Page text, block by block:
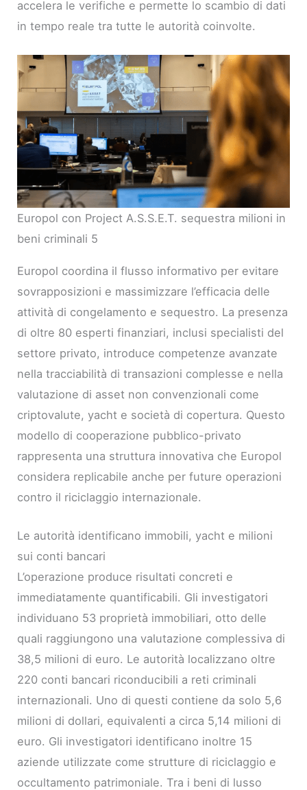
accelera le verifiche e permette lo scambio di dati
in tempo reale tra tutte le autorità coinvolte.
Europol con Project A.S.S.E.T. sequestra milioni in
beni criminali 5
Europol coordina il flusso informativo per evitare
sovrapposizioni e massimizzare l’efficacia delle
attività di congelamento e sequestro. La presenza
di oltre 80 esperti finanziari, inclusi specialisti del
settore privato, introduce competenze avanzate
nella tracciabilità di transazioni complesse e nella
valutazione di asset non convenzionali come
criptovalute, yacht e società di copertura. Questo
modello di cooperazione pubblico-privato
rappresenta una struttura innovativa che Europol
considera replicabile anche per future operazioni
contro il riciclaggio internazionale.
Le autorità identificano immobili, yacht e milioni
sui conti bancari
L’operazione produce risultati concreti e
immediatamente quantificabili. Gli investigatori
individuano 53 proprietà immobiliari, otto delle
quali raggiungono una valutazione complessiva di
38,5 milioni di euro. Le autorità localizzano oltre
220 conti bancari riconducibili a reti criminali
internazionali. Uno di questi contiene da solo 5,6
milioni di dollari, equivalenti a circa 5,14 milioni di
euro. Gli investigatori identificano inoltre 15
aziende utilizzate come strutture di riciclaggio e
occultamento patrimoniale. Tra i beni di lusso